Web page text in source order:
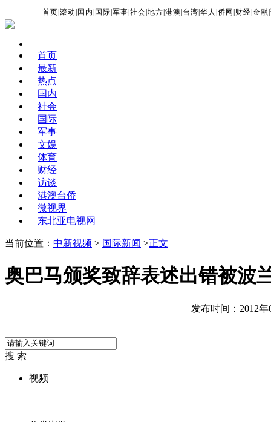
首页 |滚动 国内 国际 |军事 |社会 |地方 |港澳 台湾 |华人 |侨网 财经 |金融 |
首页
最新
热点
国内
社会
国际
军事
文娱
体育
财经
访谈
港澳台侨
微视界
东北亚电视网
当前位置： 中新视频 > 国际新闻 >正文
奥巴马颁奖致辞表述出错被波
发布时间：2012年
搜 索
视频